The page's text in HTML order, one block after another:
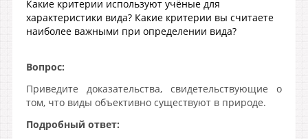
Какие критерии используют учёные для
характеристики вида? Какие критерии вы считаете
наиболее важными при определении вида?
Вопрос:
Приведите доказательства, свидетельствующие о
том, что виды объективно существуют в природе.
Подробный ответ: